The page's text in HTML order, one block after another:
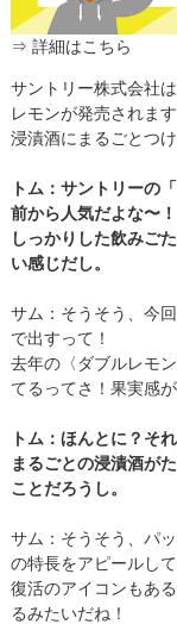
⇒ 詳細はこちら
サントリー株式会社
レモンが発売されます
浸漬酒にまるごとつ
トム：サントリーの
前から人気だよな〜！
しっかりした飲みご
い感じだし。
サム：そうそう、今
で出すって！
去年の〈ダブルレモ
てるってさ！果実感が
トム：ほんとに？そ
まるごとの浸漬酒が
ことだろうし。
サム：そうそう、パ
の特長をアピールし
復活のアイコンもあ
るみたいだね！